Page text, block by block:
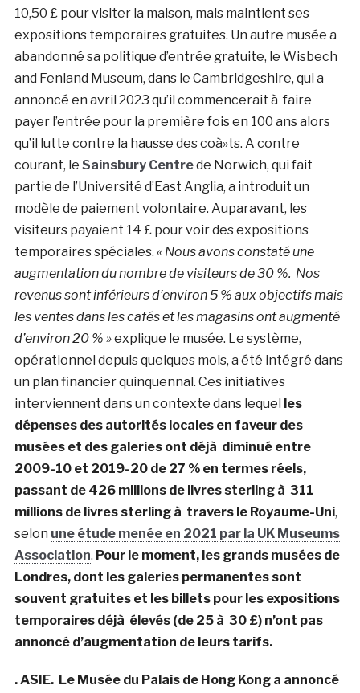
10,50 £ pour visiter la maison, mais maintient ses
expositions temporaires gratuites. Un autre musée a
abandonné sa politique d’entrée gratuite, le Wisbech
and Fenland Museum, dans le Cambridgeshire, qui a
annoncé en avril 2023 qu’il commencerait à faire
payer l’entrée pour la première fois en 100 ans alors
qu’il lutte contre la hausse des coà»ts. A contre
courant, le Sainsbury Centrede Norwich, qui fait
partie de l’Université d’East Anglia, a introduit un
modèle de paiement volontaire. Auparavant, les
visiteurs payaient 14 £ pour voir des expositions
temporaires spéciales. « Nous avons constaté une
augmentation du nombre de visiteurs de 30 %. Nos
revenus sont inférieurs d’environ 5 % aux objectifs mais
les ventes dans les cafés et les magasins ont augmenté
d’environ 20 % »explique le musée. Le système,
opérationnel depuis quelques mois, a été intégré dans
un plan financier quinquennal. Ces initiatives
interviennent dans un contexte dans lequel les
dépenses des autorités locales en faveur des
musées et des galeries ont déjà diminué entre
2009-10 et 2019-20 de 27 % en termes réels,
passant de 426 millions de livres sterling à 311
millions de livres sterling à travers le Royaume-Uni,
selon une étude menée en 2021 par la UK Museums
Association. Pour le moment, les grands musées de
Londres, dont les galeries permanentes sont
souvent gratuites et les billets pour les expositions
temporaires déjà élevés (de 25 à 30 £) n’ont pas
annoncé d’augmentation de leurs tarifs.
. ASIE. Le Musée du Palais de Hong Kong a annoncé